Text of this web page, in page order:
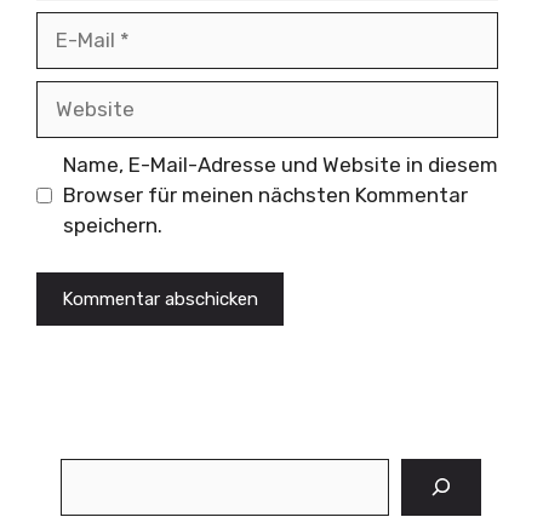
Name, E-Mail-Adresse und Website in diesem
Browser für meinen nächsten Kommentar
speichern.